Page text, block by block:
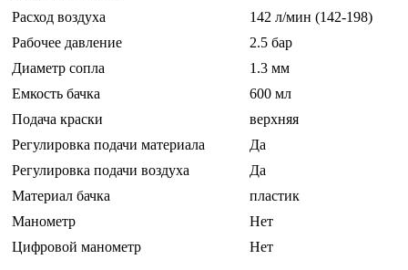
Расход воздуха
142 л/мин (142-198)
Рабочее давление
2.5 бар
Диаметр сопла
1.3 мм
Емкость бачка
600 мл
Подача краски
верхняя
Регулировка подачи материала
Да
Регулировка подачи воздуха
Да
Материал бачка
пластик
Манометр
Нет
Цифровой манометр
Нет